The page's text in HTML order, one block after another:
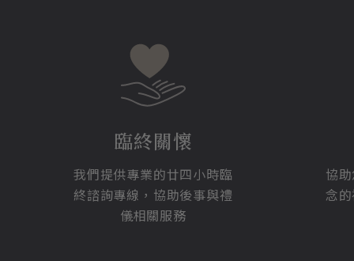
臨終關懷
我們提供專業的廿四小時臨
終諮詢專線，協助後事與禮
儀相關服務
協
念